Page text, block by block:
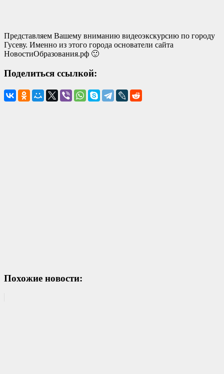
Представляем Вашему вниманию видеоэкскурсию по городу
Гусеву. Именно из этого города основатели сайта
НовостиОбразования.рф 🙂
Поделиться ссылкой:
Похожие новости: